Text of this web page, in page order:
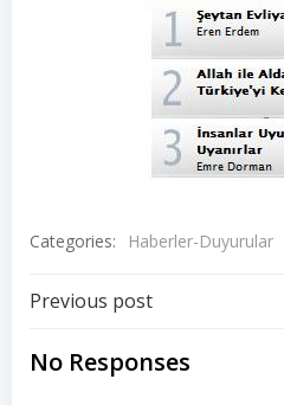
Categories: Haberler-Duyurular
Post
navigation
Previous post
No Responses